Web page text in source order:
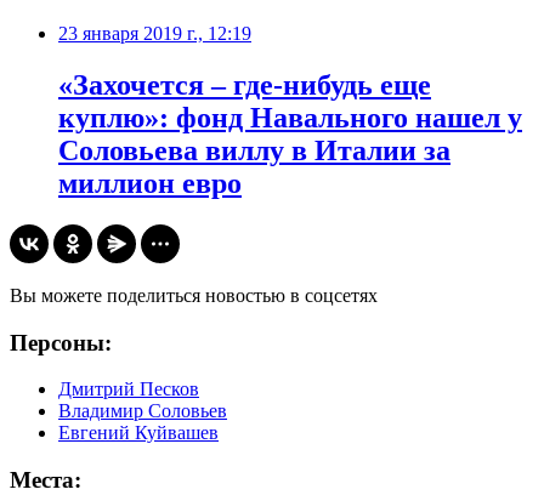
23 января 2019 г., 12:19
«Захочется – где-нибудь еще
куплю»: фонд Навального нашел у
Соловьева виллу в Италии за
миллион евро
Вы можете поделиться новостью в соцсетях
Персоны:
Дмитрий Песков
Владимир Соловьев
Евгений Куйвашев
Места: